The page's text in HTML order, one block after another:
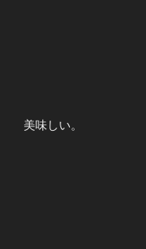
美味しい。